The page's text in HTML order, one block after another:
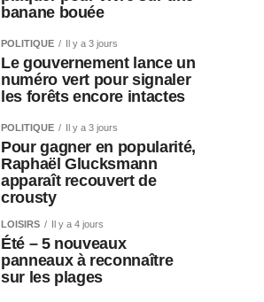
banane bouée
POLITIQUE Il y a 3 jours
Le gouvernement lance un
numéro vert pour signaler
les forêts encore intactes
POLITIQUE Il y a 3 jours
Pour gagner en popularité,
Raphaël Glucksmann
apparaît recouvert de
crousty
LOISIRS Il y a 4 jours
Été – 5 nouveaux
panneaux à reconnaître
sur les plages